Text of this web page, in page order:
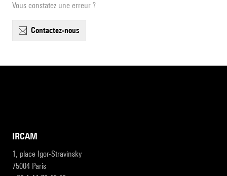
Vous constatez une erreur ?
contactez-nous
IRCAM
1, place Igor-Stravinsky
75004 Paris